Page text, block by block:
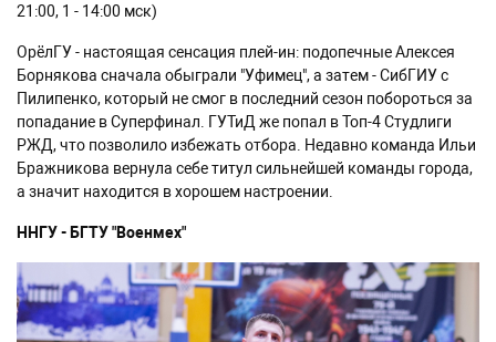
21:00, 1 - 14:00 мск)
ОрёлГУ - настоящая сенсация плей-ин: подопечные Алексея
Борнякова сначала обыграли "Уфимец", а затем - СибГИУ с
Пилипенко, который не смог в последний сезон побороться за
попадание в Суперфинал. ГУТиД же попал в Топ-4 Студлиги
РЖД, что позволило избежать отбора. Недавно команда Ильи
Бражникова вернула себе титул сильнейшей команды города,
а значит находится в хорошем настроении.
ННГУ - БГТУ "Военмех"